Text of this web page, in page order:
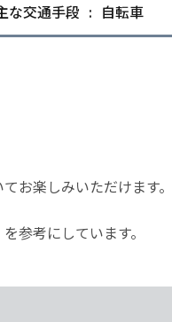
お楽しみいただけます。
参考にしています。
な交通手段
自転車